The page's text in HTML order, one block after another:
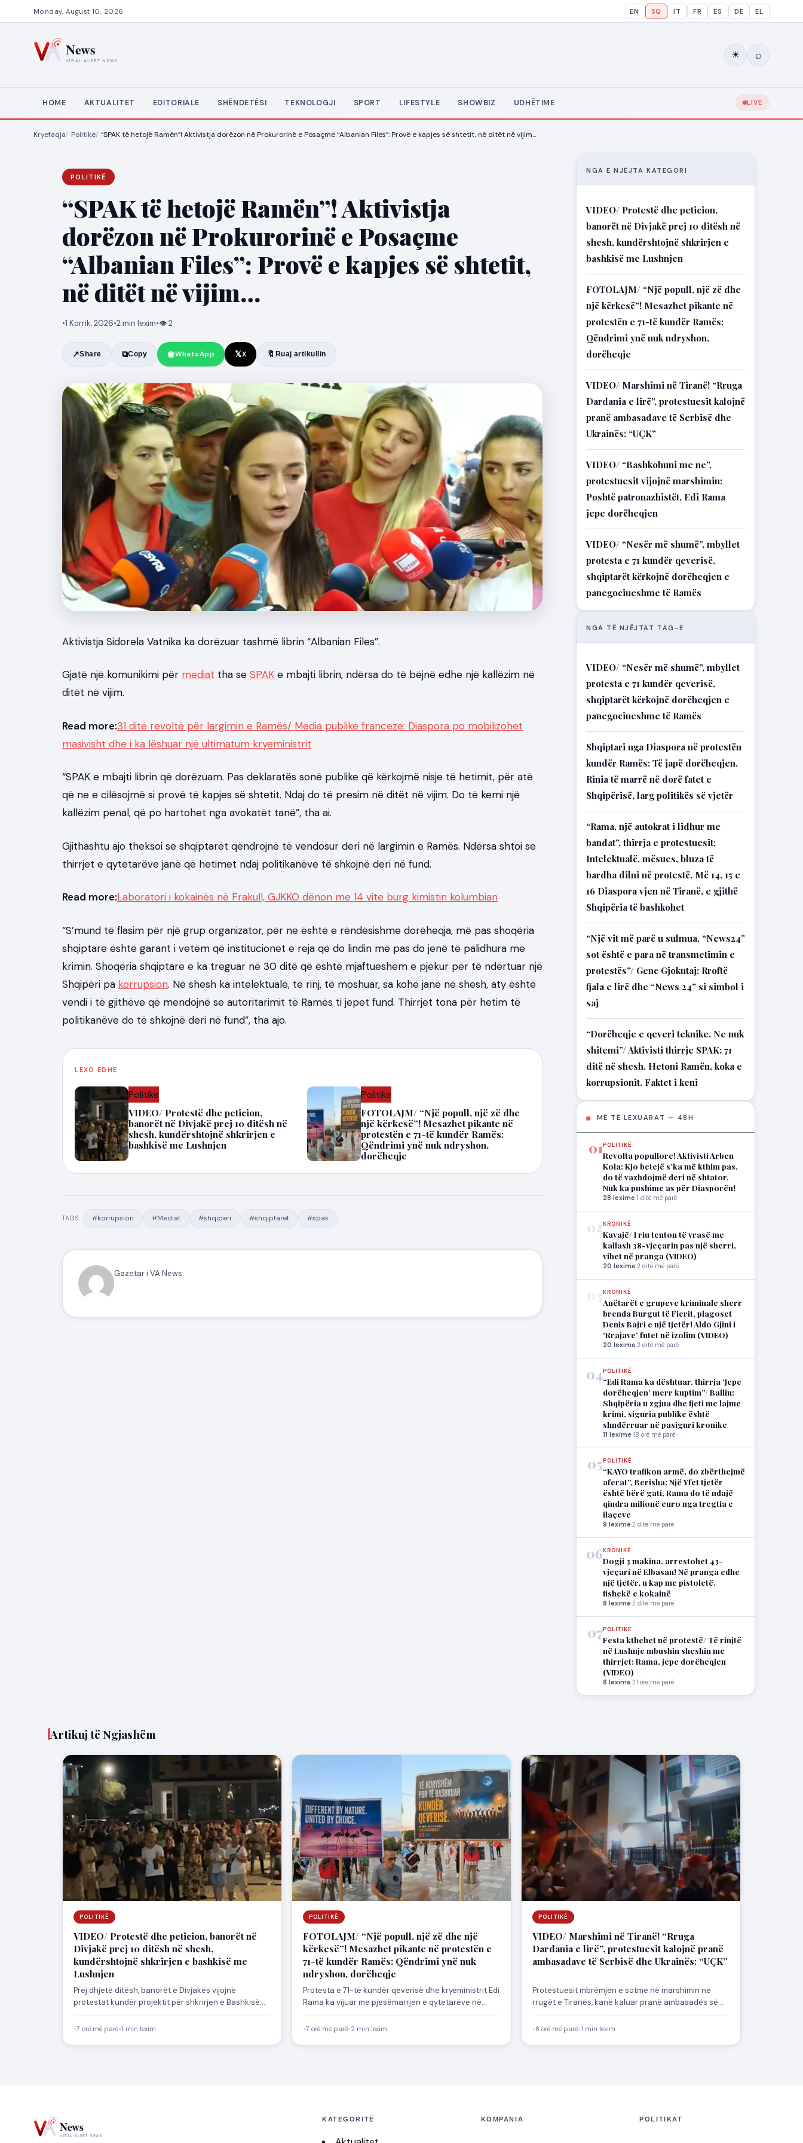
Monday, August 10, 2026 EN SQ IT FR ES DE EL
☀ ⌕
HOME AKTUALITET EDITORIALE SHËNDETËSI TEKNOLOGJI SPORT LIFESTYLE SHOWBIZ UDHËTIME LIVE
Kryefaqja Politikë “SPAK të hetojë Ramën”! Aktivistja dorëzon në Prokurorinë e Posaçme “Albanian Files”: Provë e kapjes së shtetit, në ditët në vijim…
POLITIKË
“SPAK të hetojë Ramën”! Aktivistja
dorëzon në Prokurorinë e Posaçme
“Albanian Files”: Provë e kapjes së shtetit,
në ditët në vijim…
•1 Korrik, 2026•2 min lexim•👁 2
↗Share ⧉Copy ◉WhatsApp 𝕏X 🔖 Ruaj artikullin
Aktivistja Sidorela Vatnika ka dorëzuar tashmë librin “Albanian Files”.
Gjatë një komunikimi për mediat tha se SPAK e mbajti librin, ndërsa do të bëjnë edhe një kallëzim në
ditët në vijim.
Read more:31 ditë revoltë për largimin e Ramës/ Media publike franceze: Diaspora po mobilizohet
masivisht dhe i ka lëshuar një ultimatum kryeministrit
“SPAK e mbajti librin që dorëzuam. Pas deklaratës sonë publike që kërkojmë nisje të hetimit, për atë
që ne e cilësojmë si provë të kapjes së shtetit. Ndaj do të presim në ditët në vijim. Do të kemi një
kallëzim penal, që po hartohet nga avokatët tanë”, tha ai.
Gjithashtu ajo theksoi se shqiptarët qëndrojnë të vendosur deri në largimin e Ramës. Ndërsa shtoi se
thirrjet e qytetarëve janë që hetimet ndaj politikanëve të shkojnë deri në fund.
Read more:Laboratori i kokainës në Frakull, GJKKO dënon me 14 vite burg kimistin kolumbian
“S’mund të flasim për një grup organizator, për ne është e rëndësishme dorëheqja, më pas shoqëria
shqiptare është garant i vetëm që institucionet e reja që do lindin më pas do jenë të palidhura me
krimin. Shoqëria shqiptare e ka treguar në 30 ditë që është mjaftueshëm e pjekur për të ndërtuar një
Shqipëri pa korrupsion. Në shesh ka intelektualë, të rinj, të moshuar, sa kohë janë në shesh, aty është
vendi i të gjithëve që mendojnë se autoritarimit të Ramës ti jepet fund. Thirrjet tona për hetim të
politikanëve do të shkojnë deri në fund”, tha ajo.
LEXO EDHE
Politikë
VIDEO/ Protestë dhe peticion,
banorët në Divjakë prej 10 ditësh në
shesh, kundërshtojnë shkrirjen e
bashkisë me Lushnjen
Politikë
FOTOLAJM/ “Një popull, një zë dhe
një kërkesë”! Mesazhet pikante në
protestën e 71-të kundër Ramës:
Qëndrimi ynë nuk ndryshon,
dorëheqje
TAGS: #korrupsion #Mediat #shqiperi #shqiptaret #spak
Gazetar i VA News.
NGA E NJËJTA KATEGORI
VIDEO/ Protestë dhe peticion,
banorët në Divjakë prej 10 ditësh në
shesh, kundërshtojnë shkrirjen e
bashkisë me Lushnjen
FOTOLAJM/ “Një popull, një zë dhe
një kërkesë”! Mesazhet pikante në
protestën e 71-të kundër Ramës:
Qëndrimi ynë nuk ndryshon,
dorëheqje
VIDEO/ Marshimi në Tiranë! “Rruga
Dardania e lirë”, protestuesit kalojnë
pranë ambasadave të Serbisë dhe
Ukrainës: “UÇK”
VIDEO/ “Bashkohuni me ne”,
protestuesit vijojnë marshimin:
Poshtë patronazhistët, Edi Rama
jepe dorëheqjen
VIDEO/ “Nesër më shumë”, mbyllet
protesta e 71 kundër qeverisë,
shqiptarët kërkojnë dorëheqjen e
panegociueshme të Ramës
NGA TË NJËJTAT TAG-E
VIDEO/ “Nesër më shumë”, mbyllet
protesta e 71 kundër qeverisë,
shqiptarët kërkojnë dorëheqjen e
panegociueshme të Ramës
Shqiptari nga Diaspora në protestën
kundër Ramës: Të japë dorëheqjen.
Rinia të marrë në dorë fatet e
Shqipërisë, larg politikës së vjetër
“Rama, një autokrat i lidhur me
bandat”, thirrja e protestuesit:
Intelektualë, mësues, bluza të
bardha dilni në protestë. Më 14, 15 e
16 Diaspora vjen në Tiranë, e gjithë
Shqipëria të bashkohet
“Një vit më parë u sulmua, “News24”
sot është e para në transmetimin e
protestës”/ Genc Gjokutaj: Rroftë
fjala e lirë dhe “News 24” si simbol i
saj
“Dorëheqje e qeveri teknike. Ne nuk
shitemi”/ Aktivisti thirrje SPAK: 71
ditë në shesh. Hetoni Ramën, koka e
korrupsionit. Faktet i keni
MË TË LEXUARAT — 48H
01POLITIKË
Revolta popullore! Aktivisti Arben
Kola: Kjo betejë s’ka më kthim pas,
do të vazhdojmë deri në shtator.
Nuk ka pushime as për Diasporën!
28 lexime·1 ditë më parë
02KRONIKË
Kavajë/ I riu tenton të vrasë me
kallash 38-vjeçarin pas një sherri,
vihet në pranga (VIDEO)
20 lexime·2 ditë më parë
KRONIKË
Anëtarët e grupeve kriminale sherr
brenda Burgut të Fierit, plagoset
Denis Bajri e një tjetër! Aldo Gjini i
‘Rrajave’ futet në izolim (VIDEO)
20 lexime·2 ditë më parë
04POLITIKË
“Edi Rama ka dështuar, thirrja ‘Jepe
dorëheqjen’ merr kuptim”/ Balliu:
Shqipëria u zgjua dhe fjeti me lajme
krimi, siguria publike është
shndërruar në pasiguri kronike
11 lexime·18 orë më parë
05POLITIKË
“KAYO trafikon armë, do zbërthejmë
aferat”, Berisha: Një Yfet tjetër
është bërë gati, Rama do të ndajë
qindra milionë euro nga tregtia e
ilaçeve
9 lexime·2 ditë më parë
06KRONIKË
Dogji 3 makina, arrestohet 43-
vjeçari në Elbasan! Në pranga edhe
një tjetër, u kap me pistoletë,
fishekë e kokainë
8 lexime·2 ditë më parë
07POLITIKË
Festa kthehet në protestë/ Të rinjtë
në Lushnje mbushin sheshin me
thirrjet: Rama, jepe dorëheqjen
(VIDEO)
8 lexime·21 orë më parë
Artikuj të Ngjashëm
POLITIKË
VIDEO/ Protestë dhe peticion, banorët në
Divjakë prej 10 ditësh në shesh,
kundërshtojnë shkrirjen e bashkisë me
Lushnjen
Prej dhjetë ditësh, banorët e Divjakës vijojnë
protestat kundër projektit për shkrirjen e Bashkisë
Divjakë dhe bashkimin e…
•7 orë më parë•1 min lexim
POLITIKË
FOTOLAJM/ “Një popull, një zë dhe një
kërkesë”! Mesazhet pikante në protestën e
71-të kundër Ramës: Qëndrimi ynë nuk
ndryshon, dorëheqje
Protesta e 71-të kundër qeverisë dhe kryeministrit Edi
Rama ka vijuar me pjesëmarrjen e qytetarëve në
shesh, ndërsa…
•7 orë më parë•2 min lexim
POLITIKË
VIDEO/ Marshimi në Tiranë! “Rruga
Dardania e lirë”, protestuesit kalojnë pranë
ambasadave të Serbisë dhe Ukrainës: “UÇK”
Protestuesit mbrëmjen e sotme në marshimin ne
rrugët e Tiranës, kanë kaluar pranë ambasadës së
Serbisë dhe ambasadës…
•8 orë më parë•1 min lexim
KATEGORITË KOMPANIA POLITIKAT